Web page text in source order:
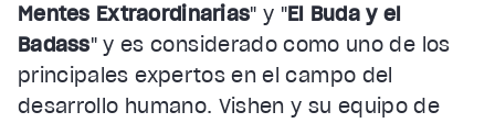
Mentes Extraordinarias" y "El Buda y el
Badass" y es considerado como uno de los
principales expertos en el campo del
desarrollo humano. Vishen y su equipo de